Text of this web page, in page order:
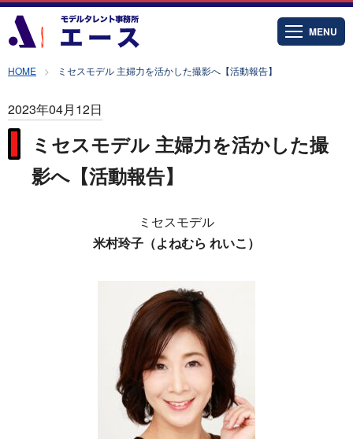
MENU
HOME ミセスモデル 主婦力を活かした撮影へ【活動報告】
2023年04月12日
ミセスモデル 主婦力を活かした撮
影へ【活動報告】
ミセスモデル
米村玲子（よねむら れいこ）